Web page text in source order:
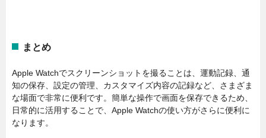
まとめ
Apple Watchでスクリーンショットを撮ることは、運動記録、通
知の保存、設定の管理、カスタマイズ内容の記録など、さまざま
な場面で非常に便利です。簡単な操作で画面を保存できるため、
日常的に活用することで、Apple Watchの使い方がさらに便利に
なります。